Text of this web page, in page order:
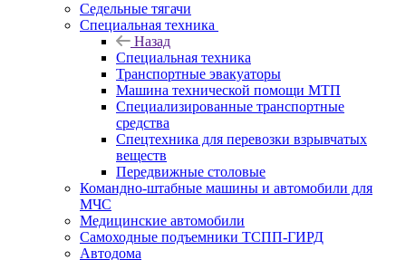
Седельные тягачи
Специальная техника
Назад
Специальная техника
Транспортные эвакуаторы
Машина технической помощи МТП
Специализированные транспортные
средства
Спецтехника для перевозки взрывчатых
веществ
Передвижные столовые
Командно-штабные машины и автомобили для
МЧС
Медицинские автомобили
Самоходные подъемники ТСПП-ГИРД
Автодома